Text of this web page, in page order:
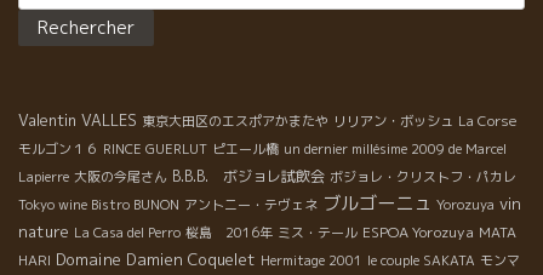
Valentin VALLES 東京大田区のエスポアかまたや リリアン・ボッシュ La Corse
モルゴン１６ RINCE GUERLUT ピエール橋 un dernier millésime 2009 de Marcel
Lapierre 大阪の今尾さん B.B.B. ボジョレ試飲会 ボジョレ・クリストフ・パカレ
Tokyo wine Bistro BUNON アントニー・テヴェネ ブルゴーニュ Yorozuya vin
nature La Casa del Perro 桜島 2016年 ミス・テール ESPOA Yorozuya MATA
HARI Domaine Damien Coquelet Hermitage 2001 le couple SAKATA モンマ